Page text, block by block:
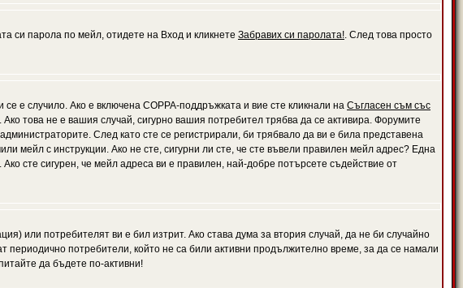
си парола по мейл, отидете на Вход и кликнете Забравих си паролата!. След това просто
е случило. Ако е включена COPPA-поддръжката и вие сте кликнали на Съгласен съм със
това не е вашия случай, сигурно вашия потребител трябва да се активира. Форумите
След като сте се регистрирали, би трябвало да ви е била представена
мейл с инструкции. Ако не сте, сигурни ли сте, че сте въвели правилен мейл адрес? Една
сте сигурен, че мейл адреса ви е правилен, най-добре потърсете съдействие от
или потребителят ви е бил изтрит. Ако става дума за втория случай, да не би случайно
потребители, който не са били активни продължително време, за да се намали
да бъдете по-активни!